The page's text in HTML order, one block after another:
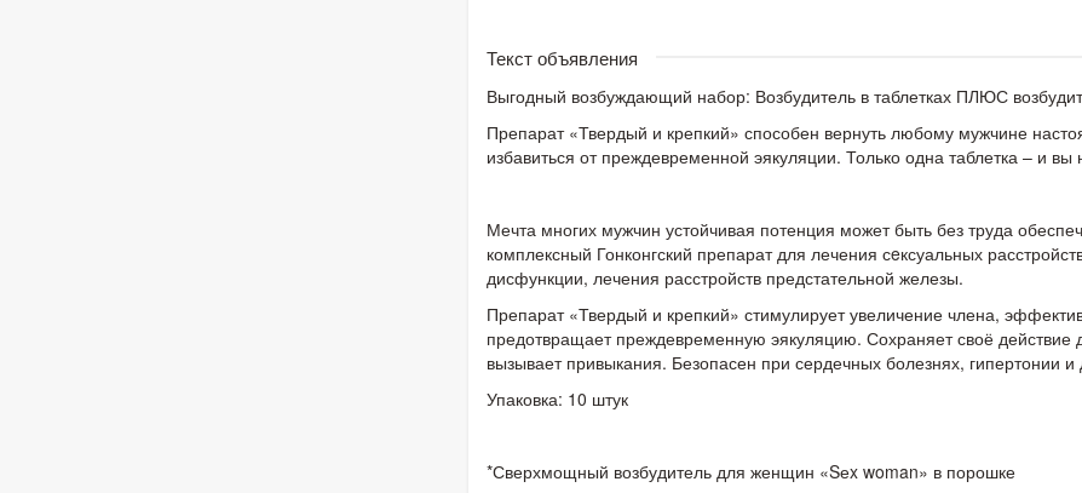
Текст объявления
Выгодный возбуждающий набор: Возбудитель в таблетках ПЛЮС
Препарат «Твердый и крепкий» способен вернуть любому мужчине
избавиться от преждевременной эякуляции. Только одна таблетка – и вы
Мечта многих мужчин устойчивая потенция может быть без труда
комплексный Гонконгский препарат для лечения сeксуальных
дисфункции, лечения расстройств предстательной железы.
Препарат «Твердый и крепкий» стимулирует увеличение члена,
предотвращает преждевременную эякуляцию. Сохраняет своё
вызывает привыкания. Безопасен при сердечных болезнях, гипертонии и
Упаковка: 10 штук
*Сверхмощный возбудитель для женщин «Sеx woman» в порошке